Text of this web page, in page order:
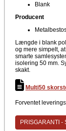
Blank
Producent
Længde i blank
og mere simpelt,
smarte
isolering 50 mm.
skakt.
Multi50
Forventet
PRISGARANTI -